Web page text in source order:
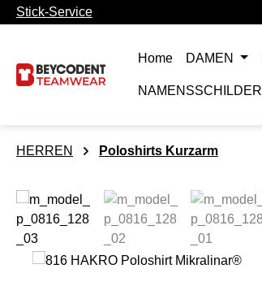
Hauptinhalt springen
Zur Suche springen
Zur Hauptnavigation springen
Stick-Service
Home DAMEN
NAMENSSCHILDER
HERREN Poloshirts Kurzarm
Bildergalerie überspringen